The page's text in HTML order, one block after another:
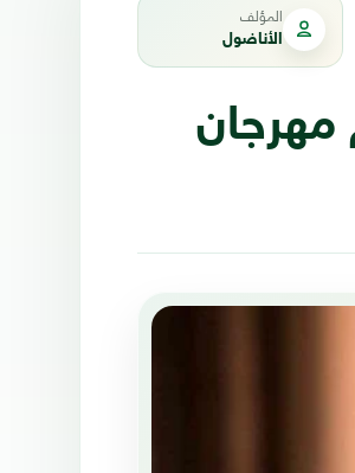
المؤلف
الأناضول